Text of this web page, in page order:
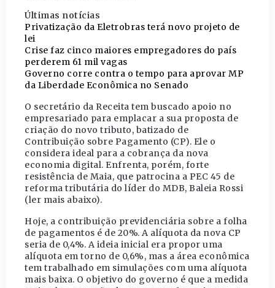
Últimas notícias
Privatização da Eletrobras terá novo projeto de
lei
Crise faz cinco maiores empregadores do país
perderem 61 mil vagas
Governo corre contra o tempo para aprovar MP
da Liberdade Econômica no Senado
O secretário da Receita tem buscado apoio no
empresariado para emplacar a sua proposta de
criação do novo tributo, batizado de
Contribuição sobre Pagamento (CP). Ele o
considera ideal para a cobrança da nova
economia digital. Enfrenta, porém, forte
resistência de Maia, que patrocina a PEC 45 de
reforma tributária do líder do MDB, Baleia Rossi
(ler mais abaixo).
Hoje, a contribuição previdenciária sobre a folha
de pagamentos é de 20%. A alíquota da nova CP
seria de 0,4%. A ideia inicial era propor uma
alíquota em torno de 0,6%, mas a área econômica
tem trabalhado em simulações com uma alíquota
mais baixa. O objetivo do governo é que a medida